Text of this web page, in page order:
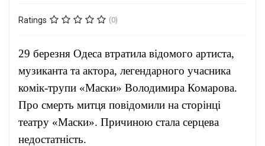
Ratings (0)
29 березня Одеса втратила відомого артиста,
музиканта та актора, легендарного учасника
комік-трупи «Маски» Володимира Комарова.
Про смерть митця повідомили на сторінці
театру «Маски». Причиною стала серцева
недостатність.